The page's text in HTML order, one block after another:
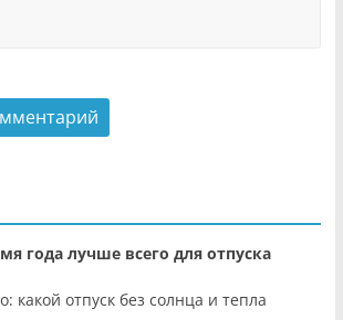
года лучше всего для отпуска
какой отпуск без солнца и тепла